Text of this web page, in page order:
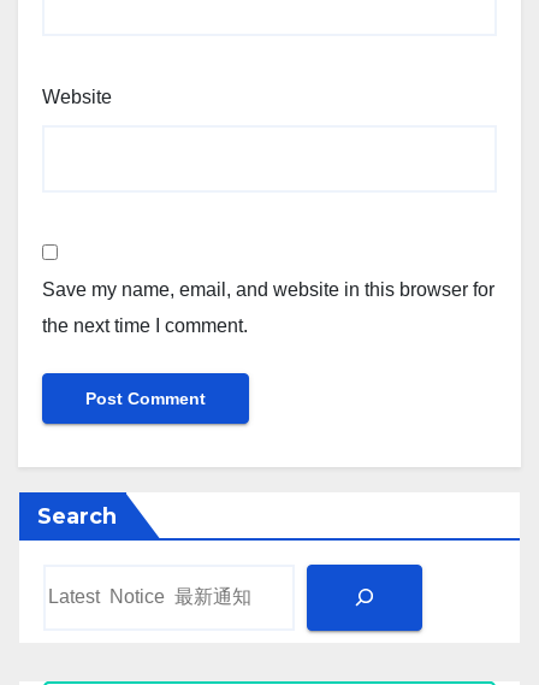
Website
Save my name, email, and website in this browser for
the next time I comment.
Search